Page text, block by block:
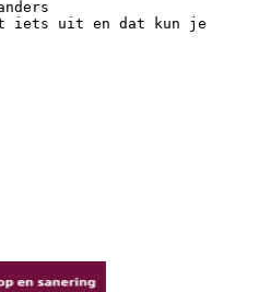
iets uit en dat kun je